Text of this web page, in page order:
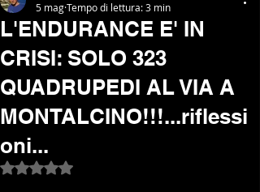
L'ENDURANCE E' IN
CRISI: SOLO 323
QUADRUPEDI AL VIA A
MONTALCINO!!!...riflessi
oni...
5 magTempo di lettura: 3 min
Valutazione NaN stelle su 5.